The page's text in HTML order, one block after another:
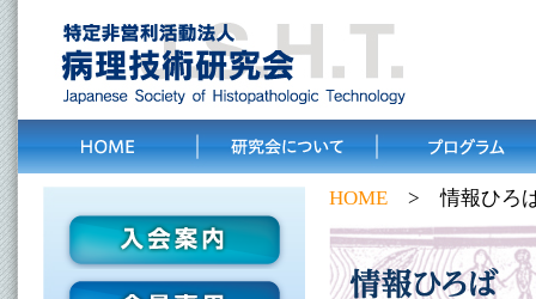
HOME > 情報ひろ